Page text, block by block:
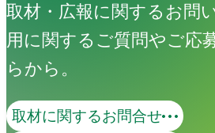
取材・広報に関するお問
用に関するご質問やご応
らから。
取材に関するお問合せ